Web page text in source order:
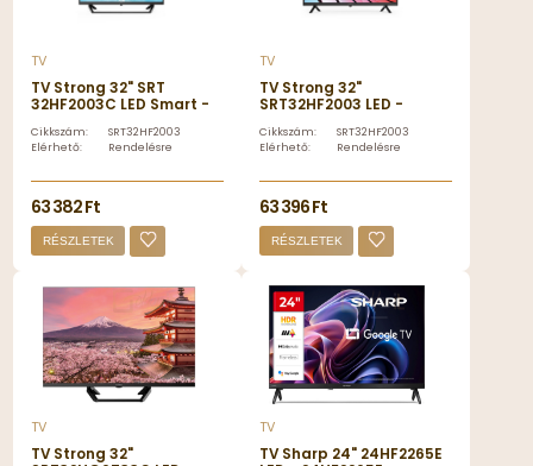
TV
TV Strong 32" SRT
32HF2003C LED Smart -
Cikkszám:
SRT32HF2003C
Elérhető:
Rendelésre
63 382 Ft
RÉSZLETEK
TV
TV Strong 32"
SRT32HF2003 LED -
Cikkszám:
SRT32HF2003
Elérhető:
Rendelésre
63 396 Ft
RÉSZLETEK
TV
TV Strong 32"
TV
TV Sharp 24" 24HF2265E